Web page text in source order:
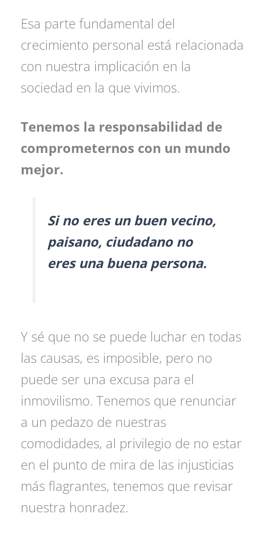
Esa parte fundamental del
crecimiento personal está relacionada
con nuestra implicación en la
sociedad en la que vivimos.
Tenemos la responsabilidad de
comprometernos con un mundo
mejor.
Si no eres un buen vecino,
paisano, ciudadano no
eres una buena persona.
Y sé que no se puede luchar en todas
las causas, es imposible, pero no
puede ser una excusa para el
inmovilismo. Tenemos que renunciar
a un pedazo de nuestras
comodidades, al privilegio de no estar
en el punto de mira de las injusticias
más flagrantes, tenemos que revisar
nuestra honradez.